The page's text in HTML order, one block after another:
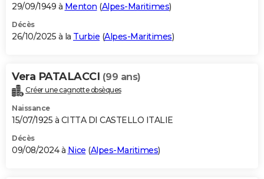
GUIDES D'ACHAT
BONS PLANS
Carte de Noël
Carte Bonne année
Carte Saint-Valentin
Carte Pâques
Carte d'anniversaire
DICTIONNAIRE
Dictionnaire
Biographies
Citations
Expressions
Proverbes
PROGRAMME TV
S'inscrire
Se connecter
Lycées
Collèges
Primaires
Universités
Entreprises
Service militaire
Avis de recherche
AVIS DE DÉCÈS
29/09/1949 à Menton (Alpes-Maritimes)
Décès
26/10/2025 à la Turbie (Alpes-Maritimes)
Vera PATALACCI (99 ans)
Créer une cagnotte obsèques
Naissance
15/07/1925 à CITTA DI CASTELLO ITALIE
Décès
09/08/2024 à Nice (Alpes-Maritimes)